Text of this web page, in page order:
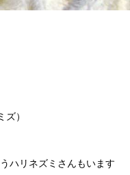
ズ）
ハリネズミさんもいます